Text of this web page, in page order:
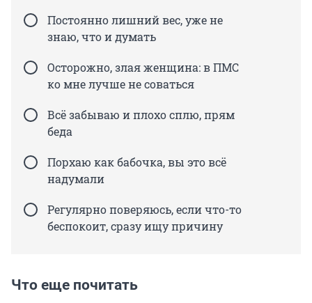
Постоянно лишний вес, уже не
знаю, что и думать
Осторожно, злая женщина: в ПМС
ко мне лучше не соваться
Всё забываю и плохо сплю, прям
беда
Порхаю как бабочка, вы это всё
надумали
Регулярно поверяюсь, если что-то
беспокоит, сразу ищу причину
Что еще почитать